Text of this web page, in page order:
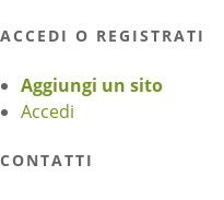
ACCEDI O REGISTRATI
Aggiungi un sito
Accedi
CONTATTI